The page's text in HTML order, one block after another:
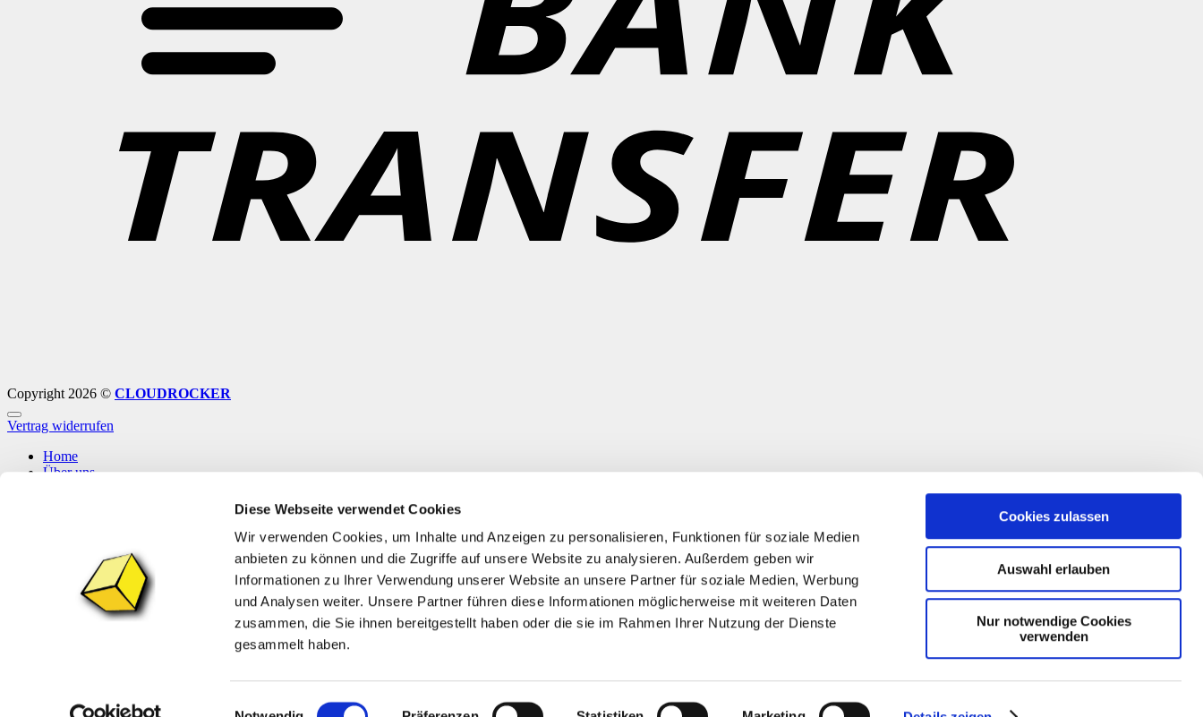
Diese Webseite verwendet Cookies
Wir verwenden Cookies, um Inhalte und Anzeigen zu personalisieren, Funktionen für soziale Medien
anbieten zu können und die Zugriffe auf unsere Website zu analysieren. Außerdem geben wir
Informationen zu Ihrer Verwendung unserer Website an unsere Partner für soziale Medien, Werbung
und Analysen weiter. Unsere Partner führen diese Informationen möglicherweise mit weiteren Daten
zusammen, die Sie ihnen bereitgestellt haben oder die sie im Rahmen Ihrer Nutzung der Dienste
gesammelt haben.
Einwilligungsauswahl
Cookies zulassen
Auswahl erlauben
Nur notwendige Cookies
verwenden
Copyright 2026 © CLOUDROCKER
Vertrag widerrufen
Home
Über uns
Anmelden
Erforderlich